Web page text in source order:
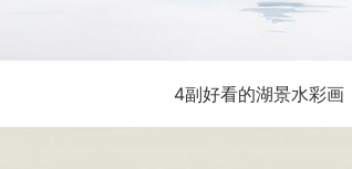
4副好看的湖景水彩画